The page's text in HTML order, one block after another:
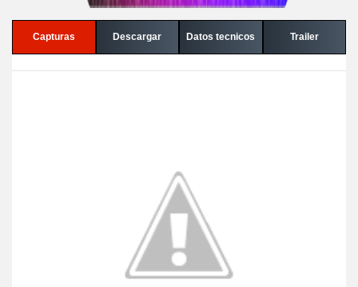
Capturas Descargar Datos tecnicos Trailer